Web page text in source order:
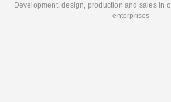
Development, design, production and sales in
enterprises